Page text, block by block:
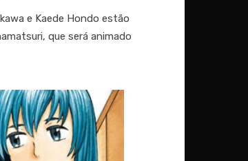
e Kaede Hondo estão
que será animado